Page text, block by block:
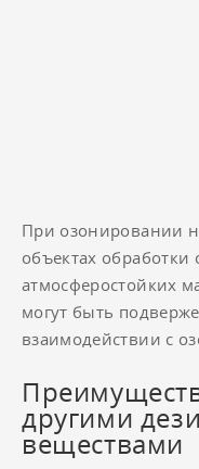
При озонировании
объектах обработки
атмосферостойких
могут быть
взаимодействии с
другими
веществами